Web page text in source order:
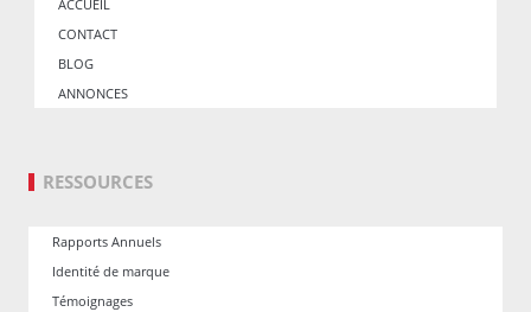
ACCUEIL
CONTACT
BLOG
ANNONCES
RESSOURCES
Rapports Annuels
Identité de marque
Témoignages